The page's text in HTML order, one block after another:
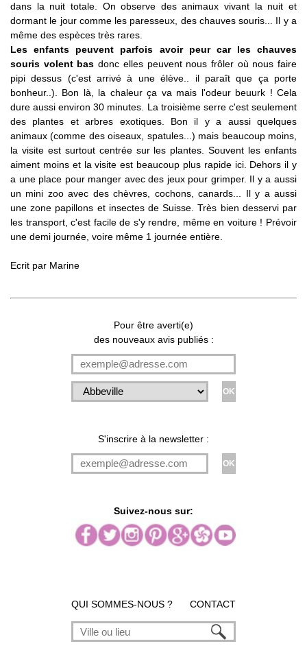
dans la nuit totale. On observe des animaux vivant la nuit et
dormant le jour comme les paresseux, des chauves souris... Il y a
même des espèces très rares.
Les enfants peuvent parfois avoir peur car les chauves
souris volent bas donc elles peuvent nous frôler où nous faire
pipi dessus (c'est arrivé à une élève.. il paraît que ça porte
bonheur..). Bon là, la chaleur ça va mais l'odeur beuurk ! Cela
dure aussi environ 30 minutes. La troisième serre c'est seulement
des plantes et arbres exotiques. Bon il y a aussi quelques
animaux (comme des oiseaux, spatules...) mais beaucoup moins,
la visite est surtout centrée sur les plantes. Souvent les enfants
aiment moins et la visite est beaucoup plus rapide ici. Dehors il y
a une place pour manger avec des jeux pour grimper. Il y a aussi
un mini zoo avec des chèvres, cochons, canards... Il y a aussi
une zone papillons et insectes de Suisse. Très bien desservi par
les transport, c'est facile de s'y rendre, même en voiture ! Prévoir
une demi journée, voire même 1 journée entière.
Ecrit par Marine
Pour être averti(e)
des nouveaux avis publiés :
S'inscrire à la newsletter :
Suivez-nous sur:
QUI SOMMES-NOUS ? CONTACT